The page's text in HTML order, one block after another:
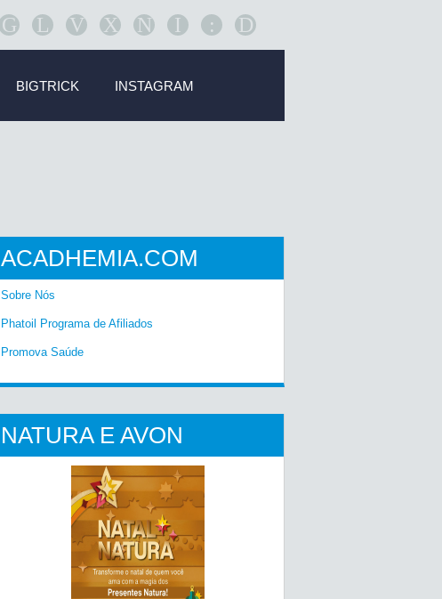
G L V X N I : D
BIGTRICK INSTAGRAM
ACADHEMIA.COM
Sobre Nós
Phatoil Programa de Afiliados
Promova Saúde
NATURA E AVON